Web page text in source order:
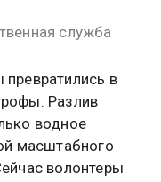
служба
в
Разлив
водное
масштабного
волонтеры